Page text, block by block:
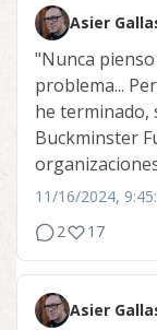
Asier
"Nunca
problema...
he terminado,
Buckminster
11/16/2024,
2
17
Asier